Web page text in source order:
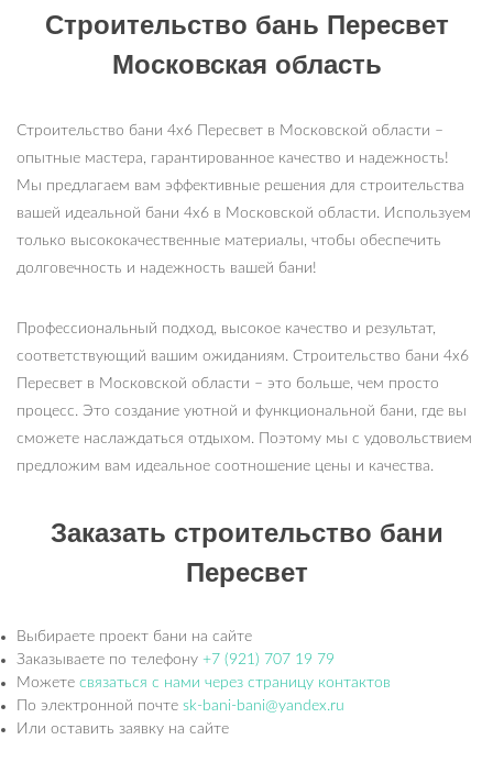
Строительство бань Пересвет
Московская область
Строительство бани 4х6 Пересвет в Московской области –
опытные мастера, гарантированное качество и надежность!
Мы предлагаем вам эффективные решения для строительства
вашей идеальной бани 4х6 в Московской области. Используем
только высококачественные материалы, чтобы обеспечить
долговечность и надежность вашей бани!
Профессиональный подход, высокое качество и результат,
соответствующий вашим ожиданиям. Строительство бани 4х6
Пересвет в Московской области – это больше, чем просто
процесс. Это создание уютной и функциональной бани, где вы
сможете наслаждаться отдыхом. Поэтому мы с удовольствием
предложим вам идеальное соотношение цены и качества.
Заказать строительство бани
Пересвет
Выбираете проект бани на сайте
Заказываете по телефону +7 (921) 707 19 79
Можете связаться с нами через страницу контактов
По электронной почте sk-bani-bani@yandex.ru
Или оставить заявку на сайте